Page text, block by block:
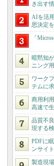
き出す
AIを活
思決定
「
暗黙知
ニング
ワーク
テムに
商用利
高速で
品質不
現する
PDFに
ンサイ
製造現